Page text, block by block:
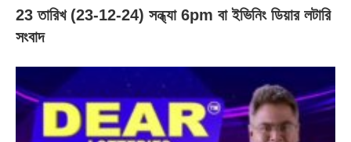
23 তারিখ (23-12-24) সন্ধ্যা 6pm বা ইভিনিং ডিয়ার লটারি
সংবাদ